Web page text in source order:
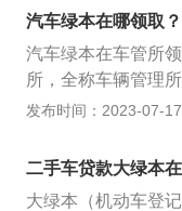
证明申请时，机动
记证书，还应当交
汽车绿本在哪领取？
汽车绿本在车管所
所，全称车辆管理
记。车管所进行机
统，保证系统安全
信息的计算机查询。
发布时间：2023-07-
二手车贷款大绿本
大绿本（机动车登